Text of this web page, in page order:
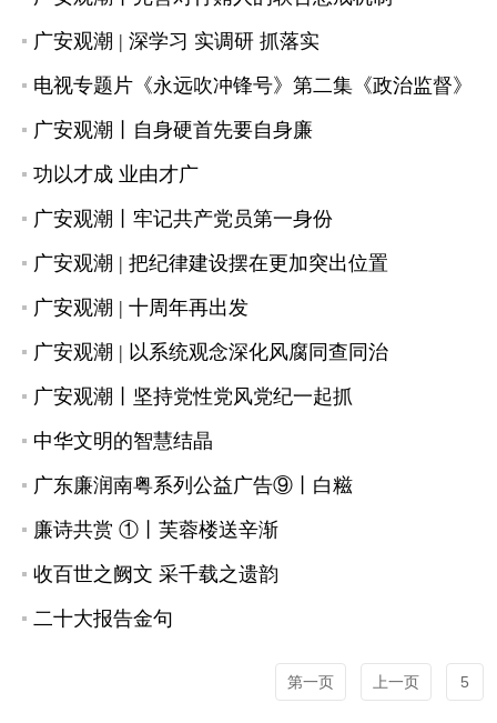
广安观潮 | 深学习 实调研 抓落实
电视专题片《永远吹冲锋号》第二集《政治监督》
广安观潮丨自身硬首先要自身廉
功以才成 业由才广
广安观潮丨牢记共产党员第一身份
广安观潮 | 把纪律建设摆在更加突出位置
广安观潮 | 十周年再出发
广安观潮 | 以系统观念深化风腐同查同治
广安观潮丨坚持党性党风党纪一起抓
中华文明的智慧结晶
广东廉润南粤系列公益广告⑨丨白糍
廉诗共赏 ①丨芙蓉楼送辛渐
收百世之阙文 采千载之遗韵
二十大报告金句
第一页 上一页 5